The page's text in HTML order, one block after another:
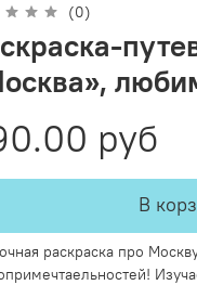
(0)
руб
В
раскраска про